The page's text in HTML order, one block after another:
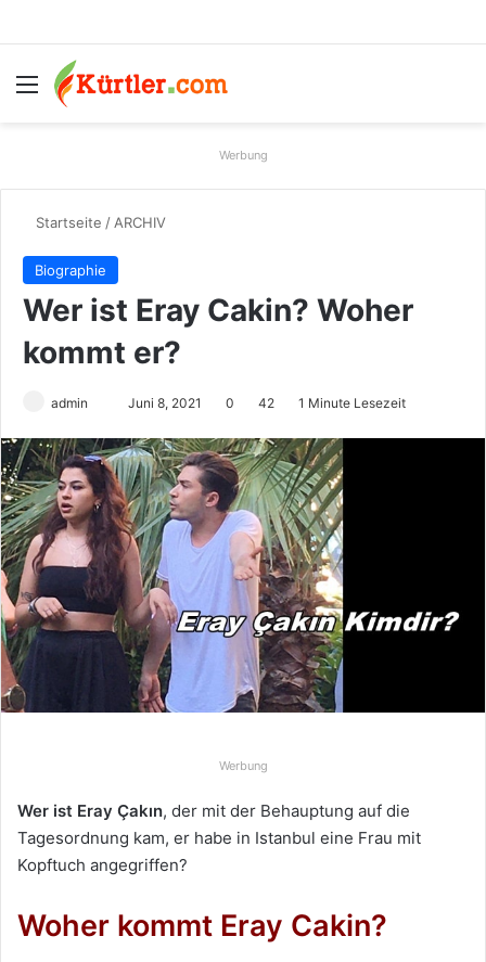
Menü
Werbung
Startseite / ARCHIV
Biographie
Wer ist Eray Cakin? Woher
kommt er?
admin
n
d
e
u
n
s
e
i
E
i
l
Juni 8, 2021 0 42 1 Minute Lesezeit
Werbung
Wer ist Eray Çakın, der mit der Behauptung auf die
Tagesordnung kam, er habe in Istanbul eine Frau mit
Kopftuch angegriffen?
Woher kommt Eray Cakin?